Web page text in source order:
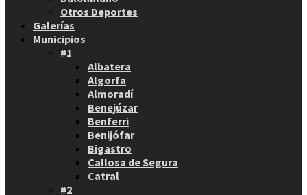
Otros Deportes
Galerías
Municipios
#1
Albatera
Algorfa
Almoradí
Benejúzar
Benferri
Benijófar
Bigastro
Callosa de Segura
Catral
#2